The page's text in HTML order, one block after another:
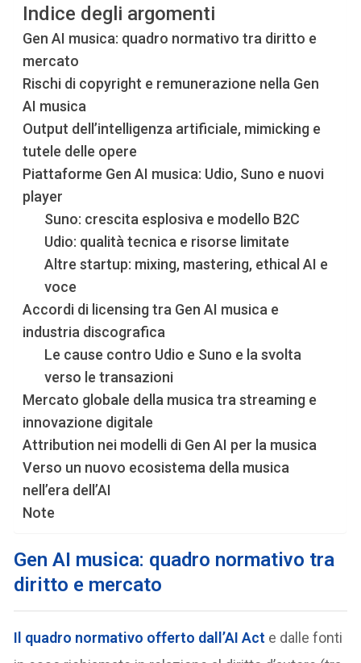
Indice degli argomenti
Gen AI musica: quadro normativo tra diritto e
mercato
Rischi di copyright e remunerazione nella Gen
AI musica
Output dell’intelligenza artificiale, mimicking e
tutele delle opere
Piattaforme Gen AI musica: Udio, Suno e nuovi
player
Suno: crescita esplosiva e modello B2C
Udio: qualità tecnica e risorse limitate
Altre startup: mixing, mastering, ethical AI e
voce
Accordi di licensing tra Gen AI musica e
industria discografica
Le cause contro Udio e Suno e la svolta
verso le transazioni
Mercato globale della musica tra streaming e
innovazione digitale
Attribution nei modelli di Gen AI per la musica
Verso un nuovo ecosistema della musica
nell’era dell’AI
Note
Gen AI musica: quadro normativo tra
diritto e mercato
Il quadro normativo offerto dall’AI Act e dalle fonti